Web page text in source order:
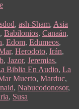
, ash-Sham, Asia
, Babilonios, Canaán,
, Edom, Edumeos,
, Herodoto, Irán,
, Jazor, Jeremias,
Biblia En Audio, La
Muerto, Marduc,
, Nabucodonosor,
, Susa